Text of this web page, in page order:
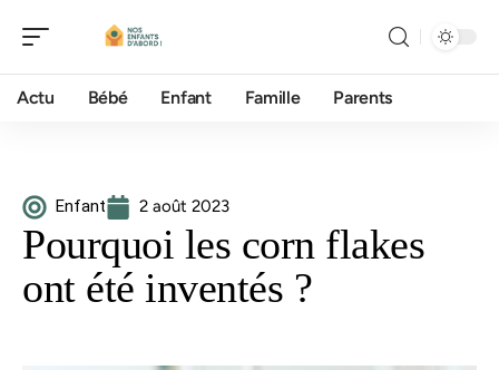
Actu Bébé Enfant Famille Parents
Enfant 2 août 2023
Pourquoi les corn flakes
ont été inventés ?